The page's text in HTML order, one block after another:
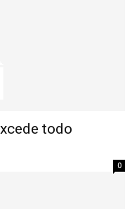
todo
0